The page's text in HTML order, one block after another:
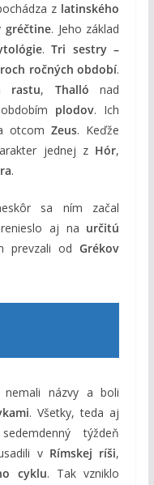
z latinského
gréčtine. Jeho základ
.Tri sestry –
ročných období.
rastu, Thalló nad
plodov. Ich
otcomZeus. Keďže
jednej z Hór,
.
sa ním začal
aj na určitú
prevzali odGrékov
názvy a boli
. Všetky, teda aj
týždeň
v Rímskej ríši,
cyklu. Tak vzniklo